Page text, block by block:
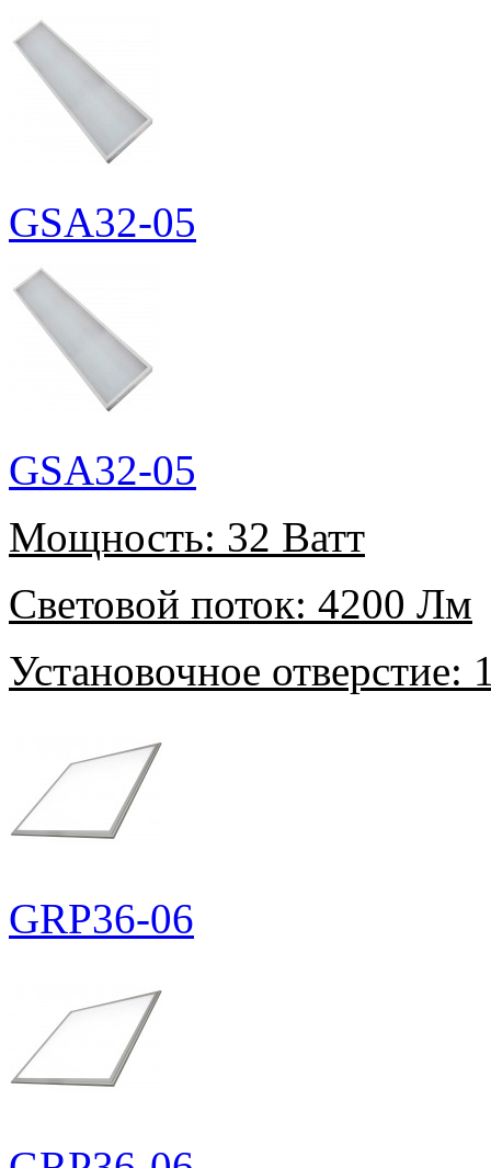
GSA32-05
GSA32-05
Мощность: 32 Ватт
Световой поток: 4200 Лм
Установочное отверстие:
GRP36-06